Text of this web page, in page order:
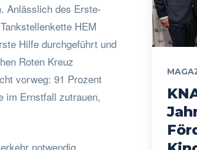
Anlässlich des Erste-
HEM
Hilfe durchgeführt und
Roten Kreuz
vorweg: 91 Prozent
im Ernstfall zutrauen,
notwendig